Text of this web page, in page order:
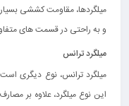
و به راحتی در قسمت‌ های
میلگرد ترانس
میلگرد ترانس، نوع دیگری
این نوع میلگرد، علاوه بر